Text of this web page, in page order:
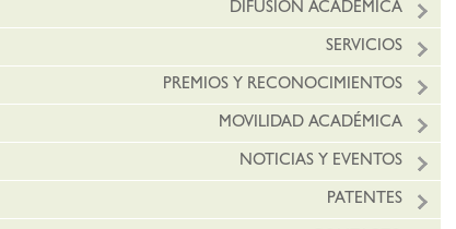
DIFUSIÓN ACADÉMICA
SERVICIOS
PREMIOS Y RECONOCIMIENTOS
MOVILIDAD ACADÉMICA
NOTICIAS Y EVENTOS
PATENTES